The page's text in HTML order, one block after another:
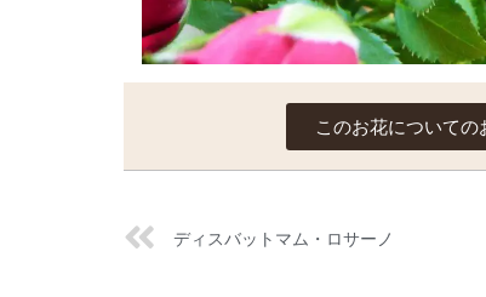
このお花について
ディスバットマム・ロサーノ